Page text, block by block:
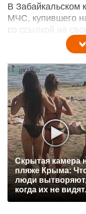
В Забайкальском
МЧС, купившего
со ссылкой на
Скрытая камера
пляже Крыма:
люди
когда их не